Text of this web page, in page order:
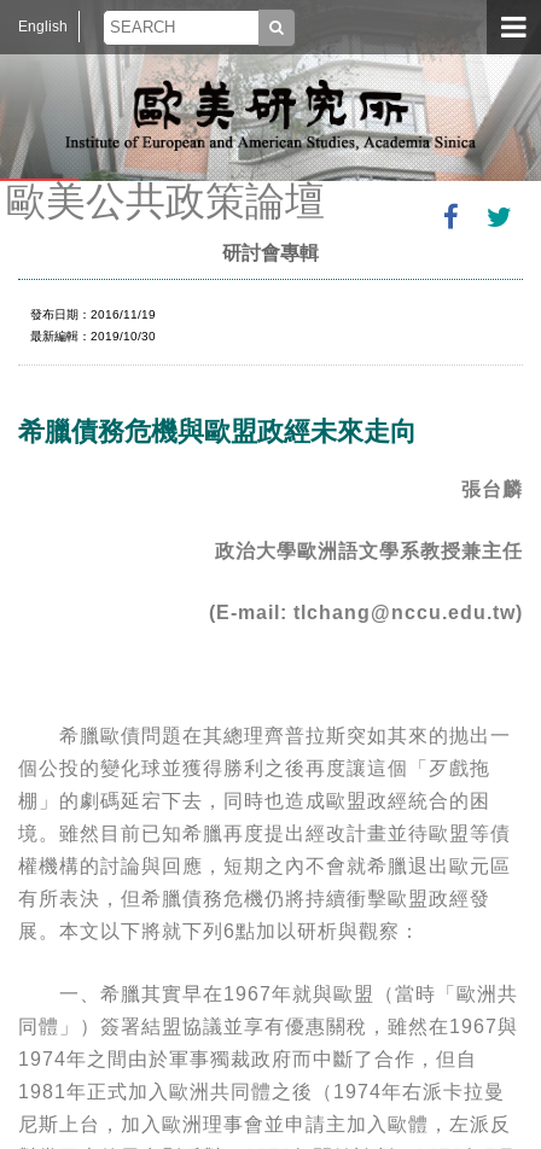
English
歐美公共政策論壇
研討會專輯
發布日期：2016/11/19
最新編輯：2019/10/30
希臘債務危機與歐盟政經未來走向
張台麟
政治大學歐洲語文學系教授兼主任
(E-mail: tlchang@nccu.edu.tw)
希臘歐債問題在其總理齊普拉斯突如其來的抛出一
個公投的變化球並獲得勝利之後再度讓這個「歹戲拖
棚」的劇碼延宕下去，同時也造成歐盟政經統合的困
境。雖然目前已知希臘再度提出經改計畫並待歐盟等債
權機構的討論與回應，短期之內不會就希臘退出歐元區
有所表決，但希臘債務危機仍將持續衝擊歐盟政經發
展。本文以下將就下列6點加以研析與觀察：
一、希臘其實早在1967年就與歐盟（當時「歐洲共
同體」）簽署結盟協議並享有優惠關稅，雖然在1967與
1974年之間由於軍事獨裁政府而中斷了合作，但自
1981年正式加入歐洲共同體之後（1974年右派卡拉曼
尼斯上台，加入歐洲理事會並申請主加入歐體，左派反